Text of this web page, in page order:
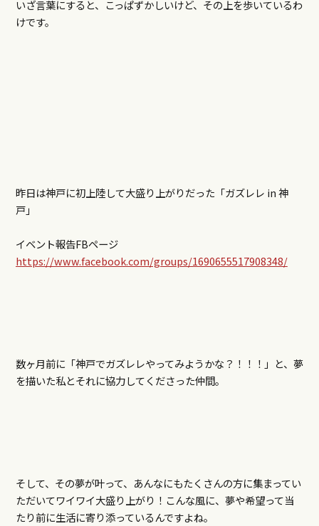
いざ言葉にすると、こっぱずかしいけど、その上を歩いているわ
けです。
昨日は神戸に初上陸して大盛り上がりだった「ガズレレ in 神
戸」
イベント報告FBページ
https://www.facebook.com/groups/1690655517908348/
数ヶ月前に「神戸でガズレレやってみようかな？！！！」と、夢
を描いた私とそれに協力してくださった仲間。
そして、その夢が叶って、あんなにもたくさんの方に集まってい
ただいてワイワイ大盛り上がり！こんな風に、夢や希望って当
たり前に生活に寄り添っているんですよね。